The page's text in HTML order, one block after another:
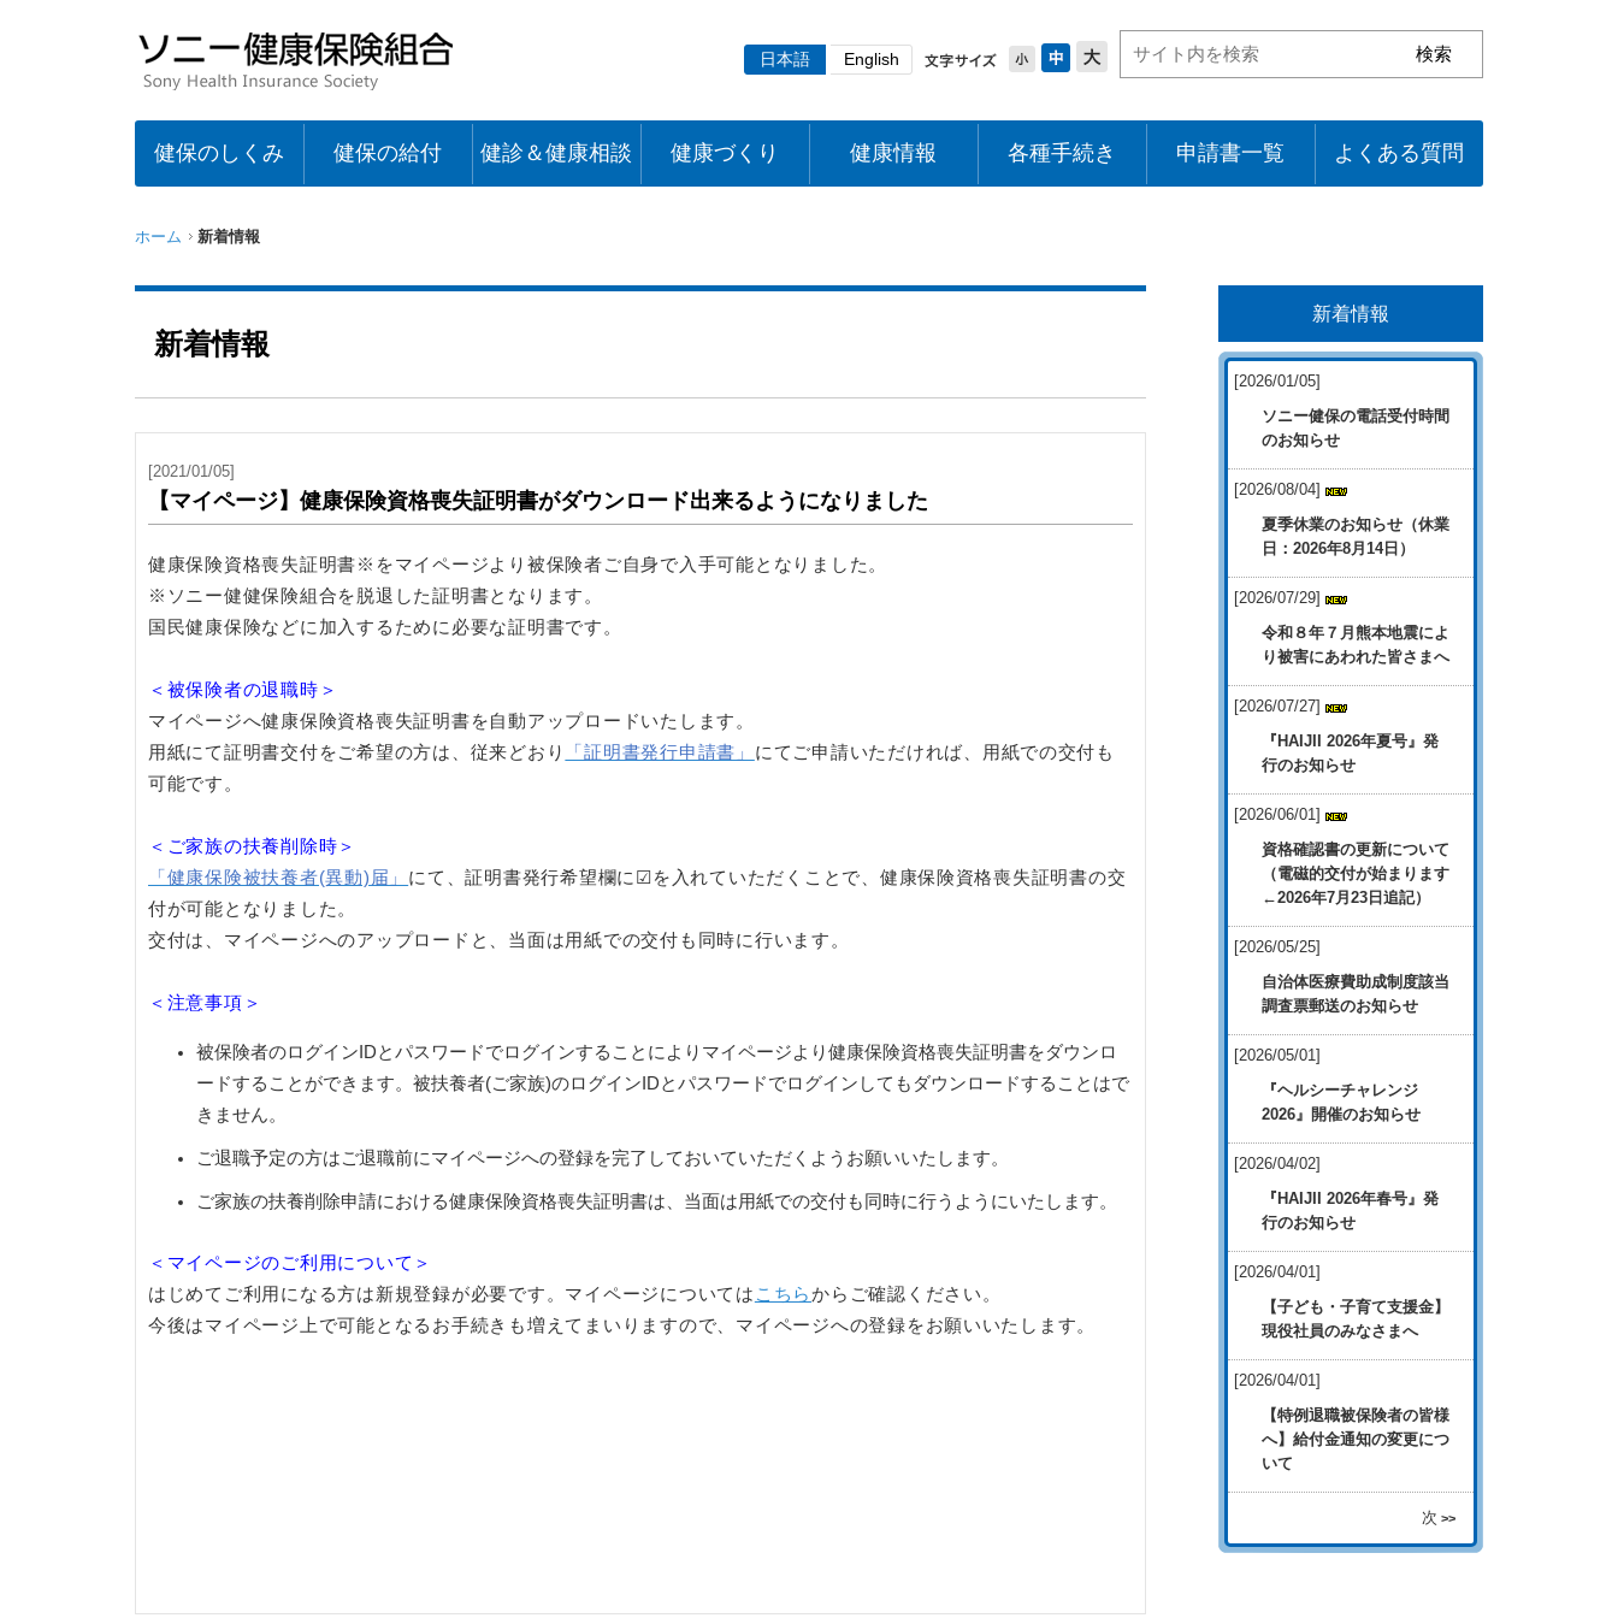
日本語 English
健保のしくみ 健保の給付 健診＆健康相談 健康づくり 健康情報 各種手続き 申請書一覧 よくある質問
ホーム 新着情報
新着情報
[2021/01/05]
【マイページ】健康保険資格喪失証明書がダウンロード出来るようになりました
健康保険資格喪失証明書※をマイページより被保険者ご自身で入手可能となりました。
※ソニー健健保険組合を脱退した証明書となります。
国民健康保険などに加入するために必要な証明書です。
＜被保険者の退職時＞
マイページへ健康保険資格喪失証明書を自動アップロードいたします。
用紙にて証明書交付をご希望の方は、従来どおり
「証明書発行申請書」 にてご申請いただければ、用紙での交付も
可能です。
＜ご家族の扶養削除時＞
「健康保険被扶養者(異動)届」 にて、証明書発行希望欄に☑を入れていただくことで、健康保険資格喪失証明書の交
付が可能となりました。
交付は、マイページへのアップロードと、当面は用紙での交付も同時に行います。
＜注意事項＞
被保険者のログインIDとパスワードでログインすることによりマイページより健康保険資格喪失証明書をダウンロ
ードすることができます。被扶養者(ご家族)のログインIDとパスワードでログインしてもダウンロードすることはで
きません。
ご退職予定の方はご退職前にマイページへの登録を完了しておいていただくようお願いいたします。
ご家族の扶養削除申請における健康保険資格喪失証明書は、当面は用紙での交付も同時に行うようにいたします。
＜マイページのご利用について＞
はじめてご利用になる方は新規登録が必要です。マイページについては こちらからご確認ください。
今後はマイページ上で可能となるお手続きも増えてまいりますので、マイページへの登録をお願いいたします。
新着情報
[2026/01/05]
ソニー健保の電話受付時間
のお知らせ
[2026/08/04]
夏季休業のお知らせ（休業
日：2026年8月14日）
[2026/07/29]
令和８年７月熊本地震によ
り被害にあわれた皆さまへ
[2026/07/27]
『HAIJII 2026年夏号』発
行のお知らせ
[2026/06/01]
資格確認書の更新について
（電磁的交付が始まります
←2026年7月23日追記）
[2026/05/25]
自治体医療費助成制度該当
調査票郵送のお知らせ
[2026/05/01]
『ヘルシーチャレンジ
2026』開催のお知らせ
[2026/04/02]
『HAIJII 2026年春号』発
行のお知らせ
[2026/04/01]
【子ども・子育て支援金】
現役社員のみなさまへ
[2026/04/01]
【特例退職被保険者の皆様
へ】給付金通知の変更につ
いて
次 >>